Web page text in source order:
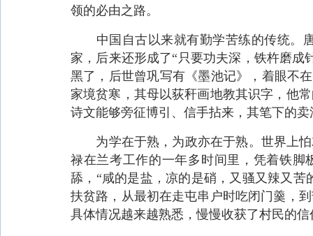
领的必由之路。
中国自古以来就有勤学苦练的传统。唐
家，后来还形成了“只要功夫深，铁杵磨
黑了，后世曾巩写有《墨池记》，着眼不
家境贫寒，其母以荻秆画地教其识字，他
诗文能够旁征博引、信手拈来，其笔下的
为学在于熟，为政亦在于熟。世界上怕
禄在兰考工作的一年多时间里，凭着铁脚
舔，“咸的是盐，凉的是硝，又骚又辣又苦
扶贫路，从最初在走屯串户时吃闭门羹，
具体情况越来越熟悉，慢慢收获了村民的